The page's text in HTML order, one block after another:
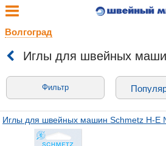
Волгоград
Иглы для швейных
Фильтр
Иглы для швейных машин Schmetz H-